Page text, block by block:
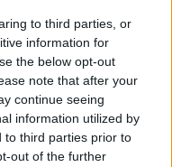
to third parties, or
information for
the below opt-out
note that after your
continue seeing
information utilized by
to third parties prior to
out of the further
de Artes e Ofícios”
e inovação como
e cultural” do